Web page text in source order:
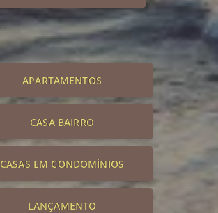
APARTAMENTOS
CASA BAIRRO
CASAS EM CONDOMÍNIOS
LANÇAMENTO